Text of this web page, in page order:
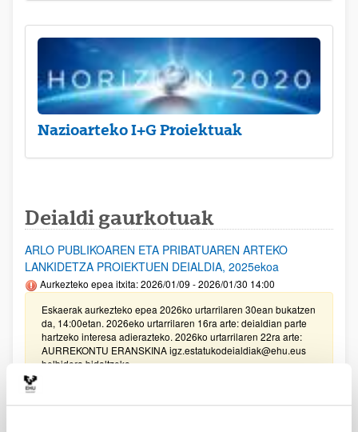
Nazioarteko I+G Proiektuak
Deialdi gaurkotuak
ARLO PUBLIKOAREN ETA PRIBATUAREN ARTEKO
LANKIDETZA PROIEKTUEN DEIALDIA, 2025ekoa
Aurkezteko epea itxita: 2026/01/09 - 2026/01/30 14:00
Eskaerak aurkezteko epea 2026ko urtarrilaren 30ean bukatzen
da, 14:00etan. 2026eko urtarrilaren 16ra arte: deialdian parte
hartzeko interesa adierazteko. 2026ko urtarrilaren 22ra arte:
AURREKONTU ERANSKINA igz.estatukodeialdiak@ehu.eus
helbidera bidaltzeko.
Unibertsitatea-Enpresa-Gizartea Proiektuak 2025